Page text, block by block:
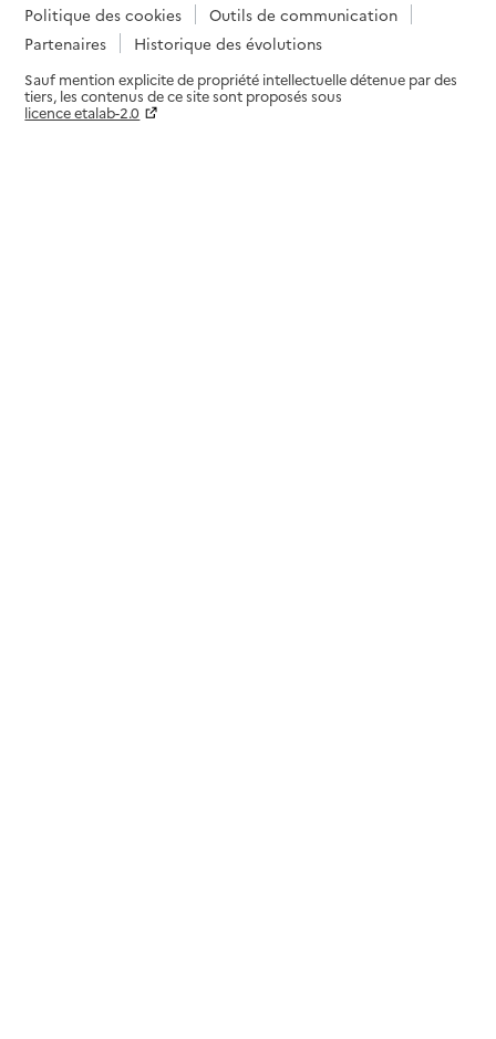
Politique des cookies
Outils de communication
Partenaires
Historique des évolutions
Sauf mention explicite de propriété intellectuelle détenue par des
tiers, les contenus de ce site sont proposés sous
licence etalab-2.0